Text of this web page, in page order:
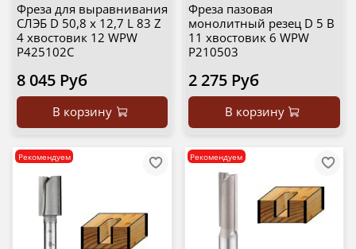
Фреза для выравнивания
СЛЭБ D 50,8 x 12,7 L 83 Z
4 хвостовик 12 WPW
P425102C
8 045 Руб
В корзину
Фреза пазовая
монолитный резец D 5 B
11 хвостовик 6 WPW
P210503
2 275 Руб
В корзину
Рекомендуем Рекомендуем